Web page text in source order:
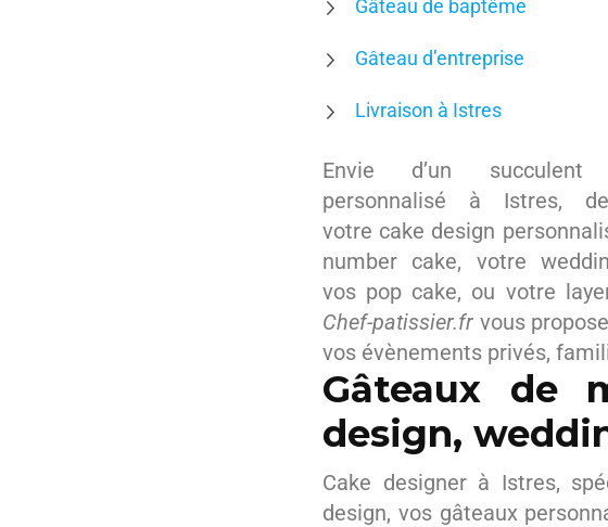
Gâteau de baptême
Gâteau d’entreprise
Livraison à Istres
Envie d’un succulent
personnalisé à Istres,
votre cake design
number cake, votre
vos pop cake, ou votre
Chef-patissier.fr vous
vos évènements privés,
Gâteaux de
design,
Cake designer à Istres,
design, vos gâteaux